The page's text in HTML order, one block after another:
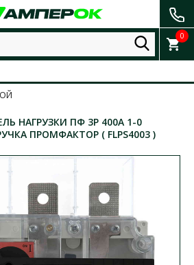
0
НАГРУЗКИ ПФ 3Р 400А 1-0
ПРОМФАКТОР ( FLPS4003 )